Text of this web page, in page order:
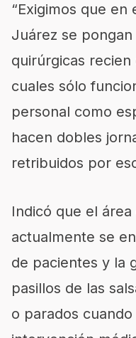
“Exigimos que en
Juárez se
quirúrgicas
cuales sólo
personal como
hacen dobles
retribuidos por
Indicó que el
actualmente se
de pacientes y la
pasillos de las
o parados